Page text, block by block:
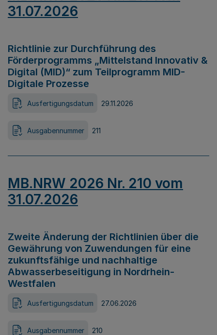
31.07.2026
Richtlinie zur Durchführung des
Förderprogramms „Mittelstand Innovativ &
Digital (MID)“ zum Teilprogramm MID-
Digitale Prozesse
Ausfertigungsdatum 29.11.2026
Ausgabennummer 211
MB.NRW 2026 Nr. 210 vom
31.07.2026
Zweite Änderung der Richtlinien über die
Gewährung von Zuwendungen für eine
zukunftsfähige und nachhaltige
Abwasserbeseitigung in Nordrhein-
Westfalen
Ausfertigungsdatum 27.06.2026
Ausgabennummer 210